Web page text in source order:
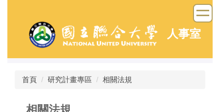
容
人事室
首頁 研究計畫專區 相關法規